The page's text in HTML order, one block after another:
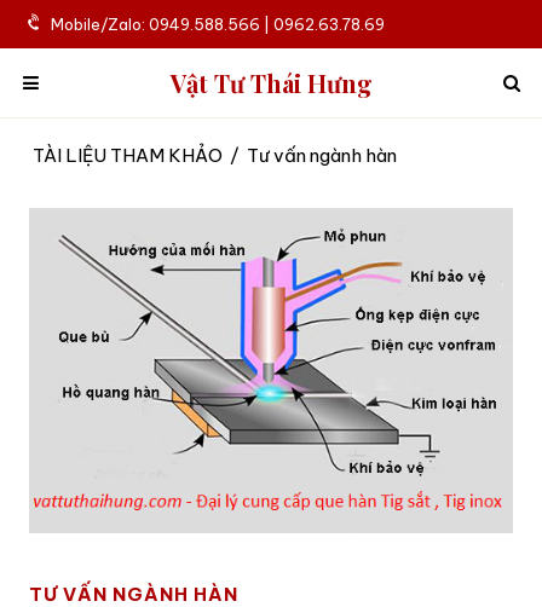
Mobile/Zalo: 0949.588.566 | 0962.63.78.69
Vật Tư Thái Hưng
TÀI LIỆU THAM KHẢO / Tư vấn ngành hàn
TƯ VẤN NGÀNH HÀN